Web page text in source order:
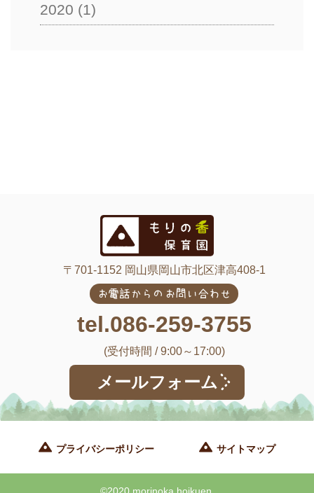
2020 (1)
〒701-1152 岡山県岡山市北区津高408-1
お電話からのお問い合わせ
tel.086-259-3755
(受付時間 / 9:00～17:00)
メールフォーム
プライバシーポリシー サイトマップ